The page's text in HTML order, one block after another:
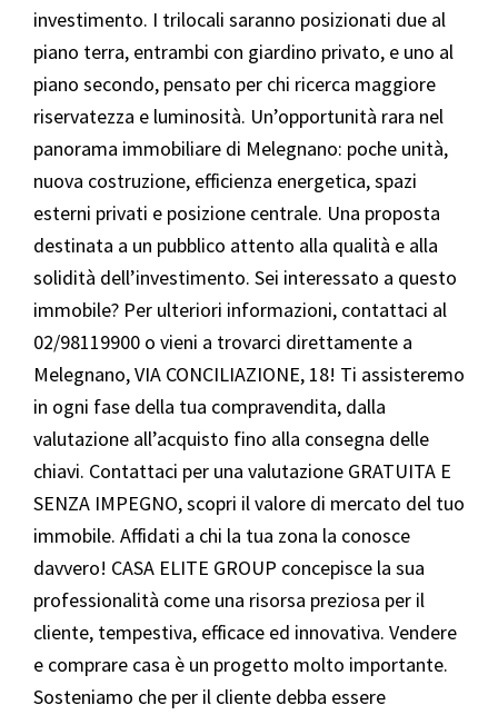
investimento. I trilocali saranno posizionati due al
piano terra, entrambi con giardino privato, e uno al
piano secondo, pensato per chi ricerca maggiore
riservatezza e luminosità. Un’opportunità rara nel
panorama immobiliare di Melegnano: poche unità,
nuova costruzione, efficienza energetica, spazi
esterni privati e posizione centrale. Una proposta
destinata a un pubblico attento alla qualità e alla
solidità dell’investimento. Sei interessato a questo
immobile? Per ulteriori informazioni, contattaci al
02/98119900 o vieni a trovarci direttamente a
Melegnano, VIA CONCILIAZIONE, 18! Ti assisteremo
in ogni fase della tua compravendita, dalla
valutazione all’acquisto fino alla consegna delle
chiavi. Contattaci per una valutazione GRATUITA E
SENZA IMPEGNO, scopri il valore di mercato del tuo
immobile. Affidati a chi la tua zona la conosce
davvero! CASA ELITE GROUP concepisce la sua
professionalità come una risorsa preziosa per il
cliente, tempestiva, efficace ed innovativa. Vendere
e comprare casa è un progetto molto importante.
Sosteniamo che per il cliente debba essere